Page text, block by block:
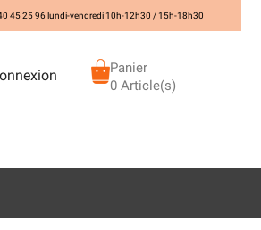
45 25 96 lundi-vendredi 10h-12h30 / 15h-18h30
Panier
0 Article(s)